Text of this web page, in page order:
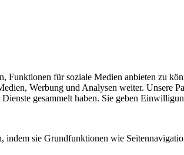
Funktionen für soziale Medien anbieten zu
Werbung und Analysen weiter. Unsere
gesammelt haben. Sie geben
sie Grundfunktionen wie